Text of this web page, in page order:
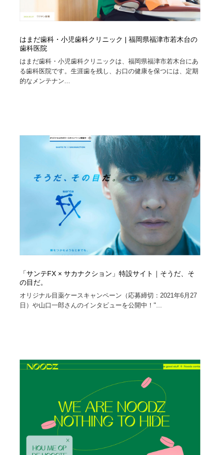
はまだ歯科・小児歯科クリニック | 福岡県福津市若木台の
歯科医院
はまだ歯科・小児歯科クリニックは、福岡県福津市若木台にあ
る歯科医院です。生涯歯を残し、お口の健康を保つには、定期
的なメンテナン...
「サンテFX × サカナクション」特設サイト｜そうだ、そ
の目だ。
オリジナル目薬ケースキャンペーン（応募締切：2021年6月27
日）や山口一郎さんのインタビューを公開中！"...